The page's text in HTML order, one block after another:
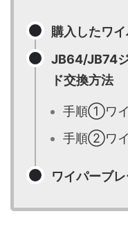
購入したワ
JB64/JB74
ド交換方法
手順①ワイ
手順②ワイ
ワイパーブ